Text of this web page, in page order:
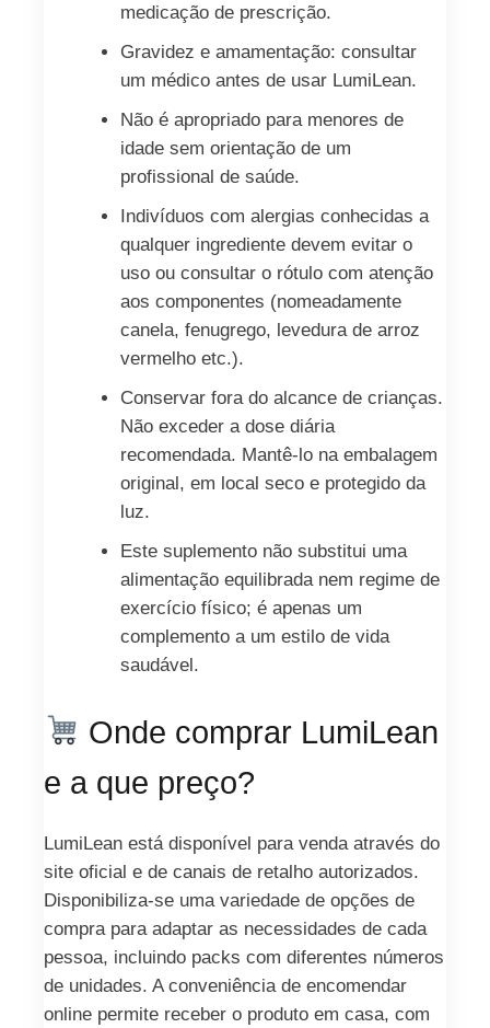
medicação de prescrição.
Gravidez e amamentação: consultar
um médico antes de usar LumiLean.
Não é apropriado para menores de
idade sem orientação de um
profissional de saúde.
Indivíduos com alergias conhecidas a
qualquer ingrediente devem evitar o
uso ou consultar o rótulo com atenção
aos componentes (nomeadamente
canela, fenugrego, levedura de arroz
vermelho etc.).
Conservar fora do alcance de crianças.
Não exceder a dose diária
recomendada. Mantê-lo na embalagem
original, em local seco e protegido da
luz.
Este suplemento não substitui uma
alimentação equilibrada nem regime de
exercício físico; é apenas um
complemento a um estilo de vida
saudável.
Onde comprar LumiLean
e a que preço?
LumiLean está disponível para venda através do
site oficial e de canais de retalho autorizados.
Disponibiliza-se uma variedade de opções de
compra para adaptar as necessidades de cada
pessoa, incluindo packs com diferentes números
de unidades. A conveniência de encomendar
online permite receber o produto em casa, com